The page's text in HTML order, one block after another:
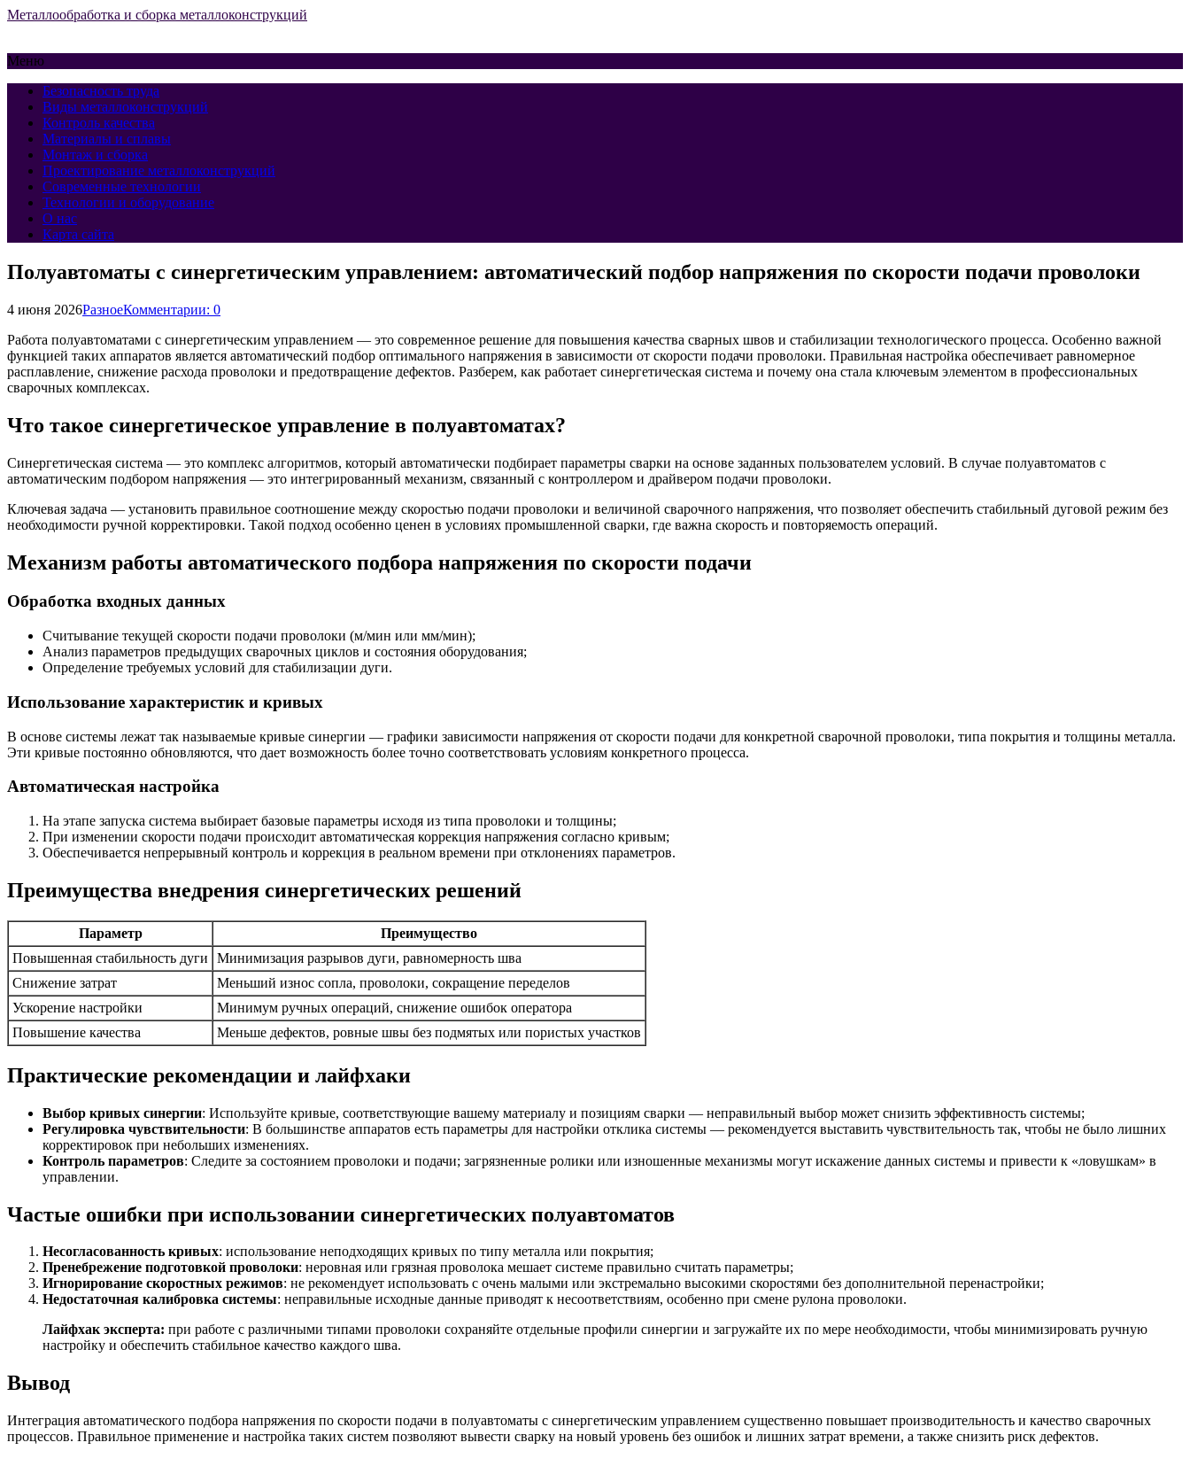
Металлообработка и сборка металлоконструкций
Меню
Безопасность труда
Виды металлоконструкций
Контроль качества
Материалы и сплавы
Монтаж и сборка
Проектирование металлоконструкций
Современные технологии
Технологии и оборудование
О нас
Карта сайта
Полуавтоматы с синергетическим управлением: автоматический подбор напряжения по скорости подачи проволоки
4 июня 2026РазноеКомментарии: 0
Работа полуавтоматами с синергетическим управлением — это современное решение для повышения качества сварных швов и стабилизации технологического процесса. Особенно важной
функцией таких аппаратов является автоматический подбор оптимального напряжения в зависимости от скорости подачи проволоки. Правильная настройка обеспечивает равномерное
расплавление, снижение расхода проволоки и предотвращение дефектов. Разберем, как работает синергетическая система и почему она стала ключевым элементом в профессиональных
сварочных комплексах.
Что такое синергетическое управление в полуавтоматах?
Синергетическая система — это комплекс алгоритмов, который автоматически подбирает параметры сварки на основе заданных пользователем условий. В случае полуавтоматов с
автоматическим подбором напряжения — это интегрированный механизм, связанный с контроллером и драйвером подачи проволоки.
Ключевая задача — установить правильное соотношение между скоростью подачи проволоки и величиной сварочного напряжения, что позволяет обеспечить стабильный дуговой режим без
необходимости ручной корректировки. Такой подход особенно ценен в условиях промышленной сварки, где важна скорость и повторяемость операций.
Механизм работы автоматического подбора напряжения по скорости подачи
Обработка входных данных
Считывание текущей скорости подачи проволоки (м/мин или мм/мин);
Анализ параметров предыдущих сварочных циклов и состояния оборудования;
Определение требуемых условий для стабилизации дуги.
Использование характеристик и кривых
В основе системы лежат так называемые кривые синергии — графики зависимости напряжения от скорости подачи для конкретной сварочной проволоки, типа покрытия и толщины металла.
Эти кривые постоянно обновляются, что дает возможность более точно соответствовать условиям конкретного процесса.
Автоматическая настройка
На этапе запуска система выбирает базовые параметры исходя из типа проволоки и толщины;
При изменении скорости подачи происходит автоматическая коррекция напряжения согласно кривым;
Обеспечивается непрерывный контроль и коррекция в реальном времени при отклонениях параметров.
Преимущества внедрения синергетических решений
Параметр
Преимущество
Повышенная стабильность дуги
Минимизация разрывов дуги, равномерность шва
Снижение затрат
Меньший износ сопла, проволоки, сокращение переделов
Ускорение настройки
Минимум ручных операций, снижение ошибок оператора
Повышение качества
Меньше дефектов, ровные швы без подмятых или пористых участков
Практические рекомендации и лайфхаки
Выбор кривых синергии: Используйте кривые, соответствующие вашему материалу и позициям сварки — неправильный выбор может снизить эффективность системы;
Регулировка чувствительности: В большинстве аппаратов есть параметры для настройки отклика системы — рекомендуется выставить чувствительность так, чтобы не было лишних
корректировок при небольших изменениях.
Контроль параметров: Следите за состоянием проволоки и подачи; загрязненные ролики или изношенные механизмы могут искажение данных системы и привести к «ловушкам» в
управлении.
Частые ошибки при использовании синергетических полуавтоматов
Несогласованность кривых: использование неподходящих кривых по типу металла или покрытия;
Пренебрежение подготовкой проволоки: неровная или грязная проволока мешает системе правильно считать параметры;
Игнорирование скоростных режимов: не рекомендует использовать с очень малыми или экстремально высокими скоростями без дополнительной перенастройки;
Недостаточная калибровка системы: неправильные исходные данные приводят к несоответствиям, особенно при смене рулона проволоки.
Лайфхак эксперта: при работе с различными типами проволоки сохраняйте отдельные профили синергии и загружайте их по мере необходимости, чтобы минимизировать ручную
настройку и обеспечить стабильное качество каждого шва.
Вывод
Интеграция автоматического подбора напряжения по скорости подачи в полуавтоматы с синергетическим управлением существенно повышает производительность и качество сварочных
процессов. Правильное применение и настройка таких систем позволяют вывести сварку на новый уровень без ошибок и лишних затрат времени, а также снизить риск дефектов.